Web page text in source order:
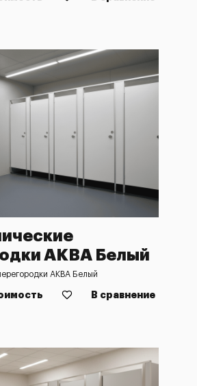
АКВА Белый
АКВА Белый
В сравнение